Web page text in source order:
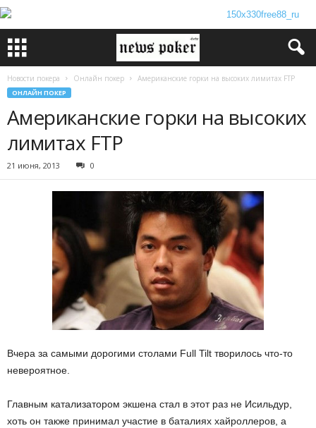
Новости покера Онлайн покер Американские горки на высоких лимитах FTP
ОНЛАЙН ПОКЕР
Американские горки на высоких
лимитах FTP
21 июня, 2013 0
Вчера за самыми дорогими столами Full Tilt творилось что-то
невероятное.
Главным катализатором экшена стал в этот раз не Исильдур,
хоть он также принимал участие в баталиях хайроллеров, а